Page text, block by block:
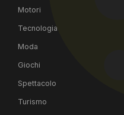
Motori
Tecnologia
Moda
Giochi
Spettacolo
Turismo